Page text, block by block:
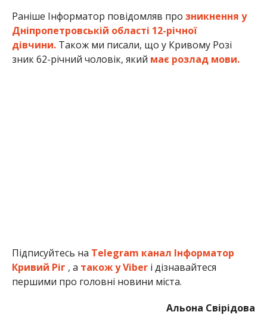
Раніше Інформатор повідомляв про зникнення у
Дніпропетровській області 12-річної
дівчини.Також ми писали, що у Кривому Розі
зник 62-річний чоловік, який має розлад мови.
Підписуйтесь на Telegram канал Інформатор
Кривий Ріг , а також у Viberі дізнавайтеся
першими про головні новини міста.
Альона Свірідова